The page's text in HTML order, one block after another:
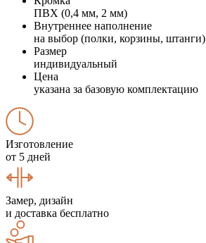
ПВХ (0,4 мм, 2 мм)
Внутреннее наполнение
на выбор (полки, корзины, штанги)
Размер
индивидуальный
Цена
указана за базовую комплектацию
Изготовление
от 5 дней
Замер, дизайн
и доставка бесплатно